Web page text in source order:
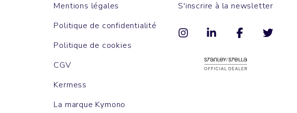
Mentions légales
Politique de confidentialité
Politique de cookies
CGV
Kermess
La marque Kymono
S'inscrire à la newsletter